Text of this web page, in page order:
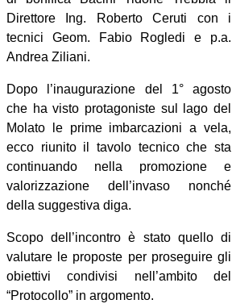
Direttore Ing. Roberto Ceruti con i
tecnici Geom. Fabio Rogledi e p.a.
Andrea Ziliani.
Dopo l’inaugurazione del 1° agosto
che ha visto protagoniste sul lago del
Molato le prime imbarcazioni a vela,
ecco riunito il tavolo tecnico che sta
continuando nella promozione e
valorizzazione dell’invaso nonché
della suggestiva diga.
Scopo dell’incontro è stato quello di
valutare le proposte per proseguire gli
obiettivi condivisi nell’ambito del
“Protocollo” in argomento.